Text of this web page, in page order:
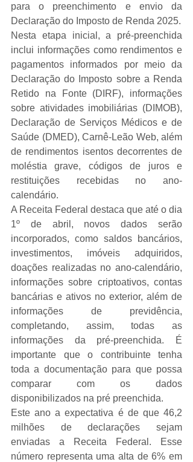
para o preenchimento e envio da
Declaração do Imposto de Renda 2025.
Nesta etapa inicial, a pré-preenchida
inclui informações como rendimentos e
pagamentos informados por meio da
Declaração do Imposto sobre a Renda
Retido na Fonte (DIRF), informações
sobre atividades imobiliárias (DIMOB),
Declaração de Serviços Médicos e de
Saúde (DMED), Carnê-Leão Web, além
de rendimentos isentos decorrentes de
moléstia grave, códigos de juros e
restituições recebidas no ano-
calendário.
A Receita Federal destaca que até o dia
1º de abril, novos dados serão
incorporados, como saldos bancários,
investimentos, imóveis adquiridos,
doações realizadas no ano-calendário,
informações sobre criptoativos, contas
bancárias e ativos no exterior, além de
informações de previdência,
completando, assim, todas as
informações da pré-preenchida. É
importante que o contribuinte tenha
toda a documentação para que possa
comparar com os dados
disponibilizados na pré preenchida.
Este ano a expectativa é de que 46,2
milhões de declarações sejam
enviadas a Receita Federal. Esse
número representa uma alta de 6% em